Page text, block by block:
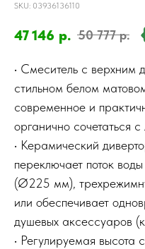
SKU: 03936136110
47 146 р. 50 777 р.
• Смеситель с верхним
стильном белом
современное и
органично сочетаться
• Керамический
переключает поток
(Ø225 мм),
или обеспечивает
душевых аксессуаров
• Регулируемая